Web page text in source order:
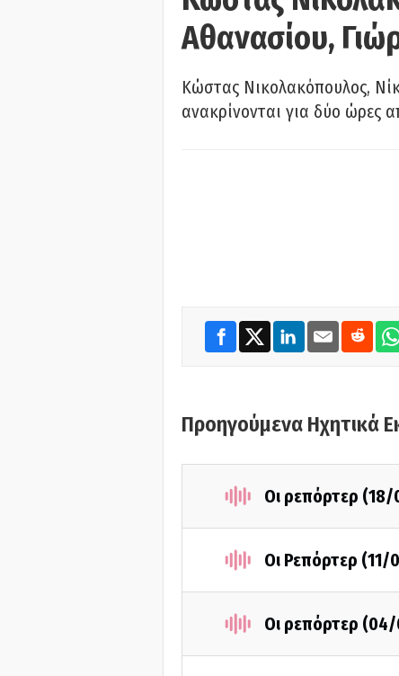
Αθανασίου,
Κώστας Νικολακόπουλος,
ανακρίνονται για δύο ώρες
Προηγούμενα Ηχητικά
Οι ρεπόρτερ
Οι Ρεπόρτερ (11/
Οι ρεπόρτερ